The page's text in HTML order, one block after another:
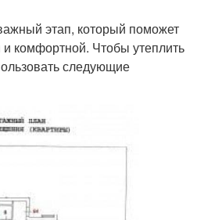
этап, который поможет
комфортной. Чтобы утеплить
следующие